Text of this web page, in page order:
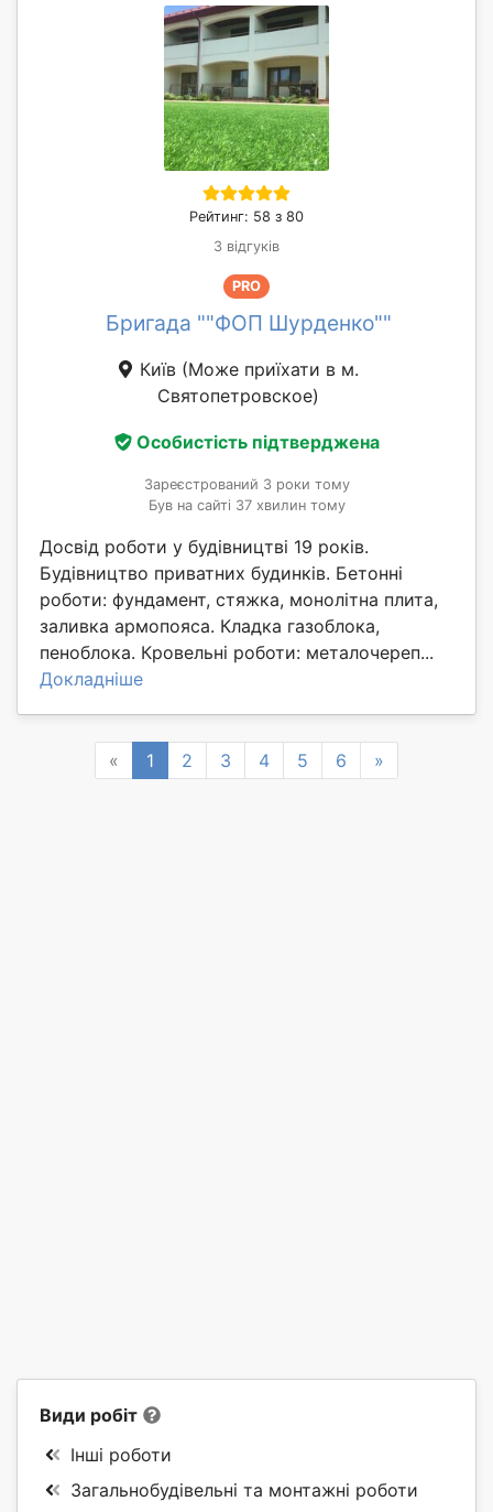
Рейтинг: 58 з 80
3 відгуків
PRO
Бригада ""ФОП Шурденко""
Київ (Може приїхати в м.
Святопетровское)
Особистість підтверджена
Зареєстрований 3 роки тому
Був на сайті 37 хвилин тому
Досвід роботи у будівництві 19 років.
Будівництво приватних будинків. Бетонні
роботи: фундамент, стяжка, монолітна плита,
заливка армопояса. Кладка газоблока,
пеноблока. Кровельні роботи: металочереп...
Докладніше
« Previous
1 2 3 4 5 6 »
Види робіт
Інші роботи
Загальнобудівельні та монтажні роботи